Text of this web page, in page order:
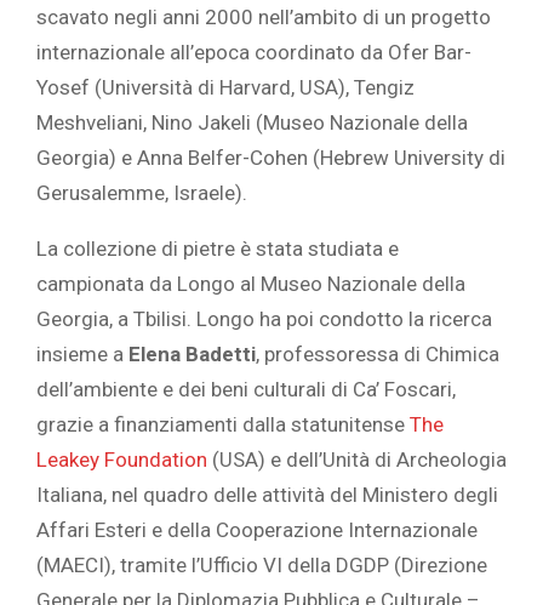
scavato negli anni 2000 nell’ambito di un progetto
internazionale all’epoca coordinato da Ofer Bar-
Yosef (Università di Harvard, USA), Tengiz
Meshveliani, Nino Jakeli (Museo Nazionale della
Georgia) e Anna Belfer-Cohen (Hebrew University di
Gerusalemme, Israele).
La collezione di pietre è stata studiata e
campionata da Longo al Museo Nazionale della
Georgia, a Tbilisi. Longo ha poi condotto la ricerca
insieme a Elena Badetti, professoressa di Chimica
dell’ambiente e dei beni culturali di Ca’ Foscari,
grazie a finanziamenti dalla statunitense The
Leakey Foundation (USA) e dell’Unità di Archeologia
Italiana, nel quadro delle attività del Ministero degli
Affari Esteri e della Cooperazione Internazionale
(MAECI), tramite l’Ufficio VI della DGDP (Direzione
Generale per la Diplomazia Pubblica e Culturale –